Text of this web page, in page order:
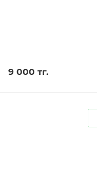
9 000 тг.